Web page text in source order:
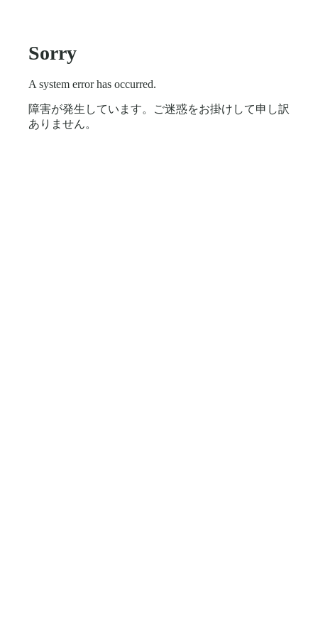
Sorry
A system error has occurred.
障害が発生しています。ご迷惑をお掛けして申し訳
ありません。